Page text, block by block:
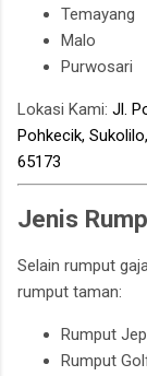
Temayang
Malo
Purwosari
Lokasi Kami: Jl.
Pohkecik,
65173
Jenis
Selain rumput
rumput taman:
Rumput
Rumput